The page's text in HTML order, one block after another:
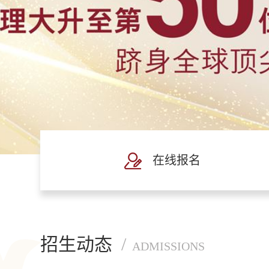
在线报名
招生动态 / ADMISSIONS